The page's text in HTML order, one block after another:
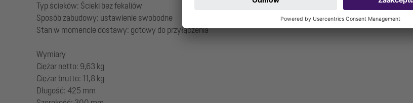
Typ ścieków: Ścieki bez fekaliów
Sposób zabudowy: ustawienie swobodne
Stan w momencie dostawy: gotowy do przyłączenia
Wymiary
Ciężar netto: 9,63 kg
Ciężar brutto: 11,8 kg
Długość: 425 mm